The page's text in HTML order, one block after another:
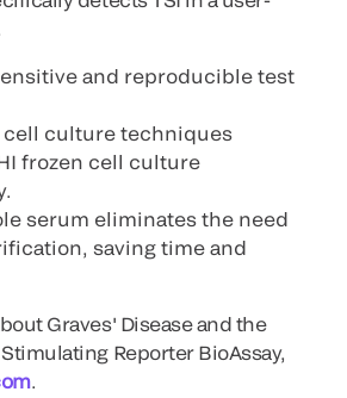
and reproducible test
culture techniques
frozen cell culture
serum eliminates the need
saving time and
Graves' Disease and the
Stimulating Reporter BioAssay,
.